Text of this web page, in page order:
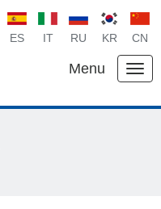
ES IT RU KR CN
Menu